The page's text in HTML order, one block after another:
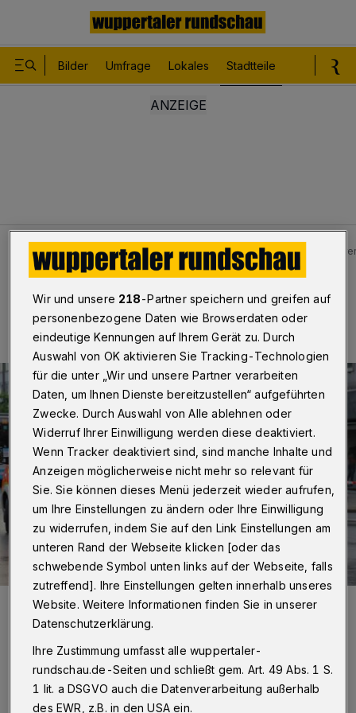
Bilder Umfrage Lokales Stadtteile
Stadtteile Heckinghausen - Oberbarmen
Bilderstrecke
Schwerer Unfall auf der B 7
Wir und unsere 218-Partner speichern und greifen auf
personenbezogene Daten wie Browserdaten oder
eindeutige Kennungen auf Ihrem Gerät zu. Durch
Auswahl von OK aktivieren Sie Tracking-Technologien
für die unter „Wir und unsere Partner verarbeiten
Daten, um Ihnen Dienste bereitzustellen“ aufgeführten
Zwecke. Durch Auswahl von Alle ablehnen oder
Widerruf Ihrer Einwilligung werden diese deaktiviert.
Wenn Tracker deaktiviert sind, sind manche Inhalte und
Anzeigen möglicherweise nicht mehr so relevant für
Sie. Sie können dieses Menü jederzeit wieder aufrufen,
um Ihre Einstellungen zu ändern oder Ihre Einwilligung
zu widerrufen, indem Sie auf den Link Einstellungen am
unteren Rand der Webseite klicken [oder das
schwebende Symbol unten links auf der Webseite, falls
zutreffend]. Ihre Einstellungen gelten innerhalb unseres
Website. Weitere Informationen finden Sie in unserer
Datenschutzerklärung.
Ihre Zustimmung umfasst alle wuppertaler-
rundschau.de-Seiten und schließt gem. Art. 49 Abs. 1 S.
1 lit. a DSGVO auch die Datenverarbeitung außerhalb
des EWR, z.B. in den USA ein.